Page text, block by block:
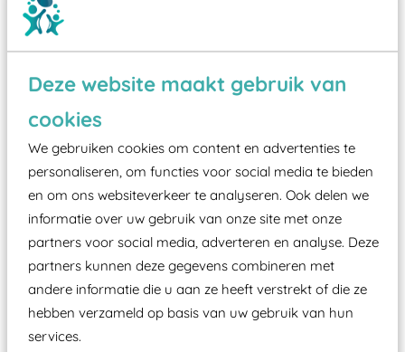
Deze website maakt gebruik van
cookies
We gebruiken cookies om content en advertenties te
personaliseren, om functies voor social media te bieden
en om ons websiteverkeer te analyseren. Ook delen we
informatie over uw gebruik van onze site met onze
partners voor social media, adverteren en analyse. Deze
partners kunnen deze gegevens combineren met
andere informatie die u aan ze heeft verstrekt of die ze
hebben verzameld op basis van uw gebruik van hun
services.
Wist je dat:
Vanaf een valhoogte van 1,5 meter een speciale
valondergrond onder speeltoestellen verplicht is
zoals kunstgras, rubber tegels of boomschors?
Elk speeltoestel in de openbare ruimte voorzien
moet zijn van een typekeuring, -plaatje en
certificering, uitgegeven door een Nederlands
aangewezen keuringsinstantie?
Wij ook speeltoestellen kunnen laten keuren zodat